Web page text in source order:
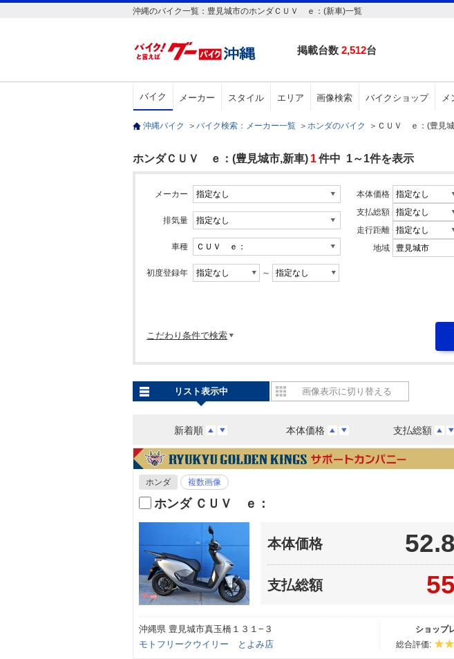
沖縄のバイク一覧：豊見城市のホンダＣＵＶ ｅ：(新車)一覧
掲載台数 2,512台
バイク メーカー スタイル エリア 画像検索 バイクショップ メ
沖縄バイク ＞ バイク検索：メーカー一覧 ＞ ホンダのバイク ＞ ＣＵＶ ｅ：(豊見
ホンダＣＵＶ ｅ：(豊見城市,新車) 1件中 1～1件を表示
メーカー
排気量
車種
初度登録年 ～
本体価格
支払総額
走行距離
地域
こだわり条件で検索
新着順 本体価格 支払総額
リスト表示中 画像表示に切り替える
ホンダ 複数画像
ホンダ ＣＵＶ ｅ：
本体価格 52.8
支払総額 55
沖縄県 豊見城市真玉橋１３１−３
モトフリークウイリー とよみ店
ショップ
総合評価: